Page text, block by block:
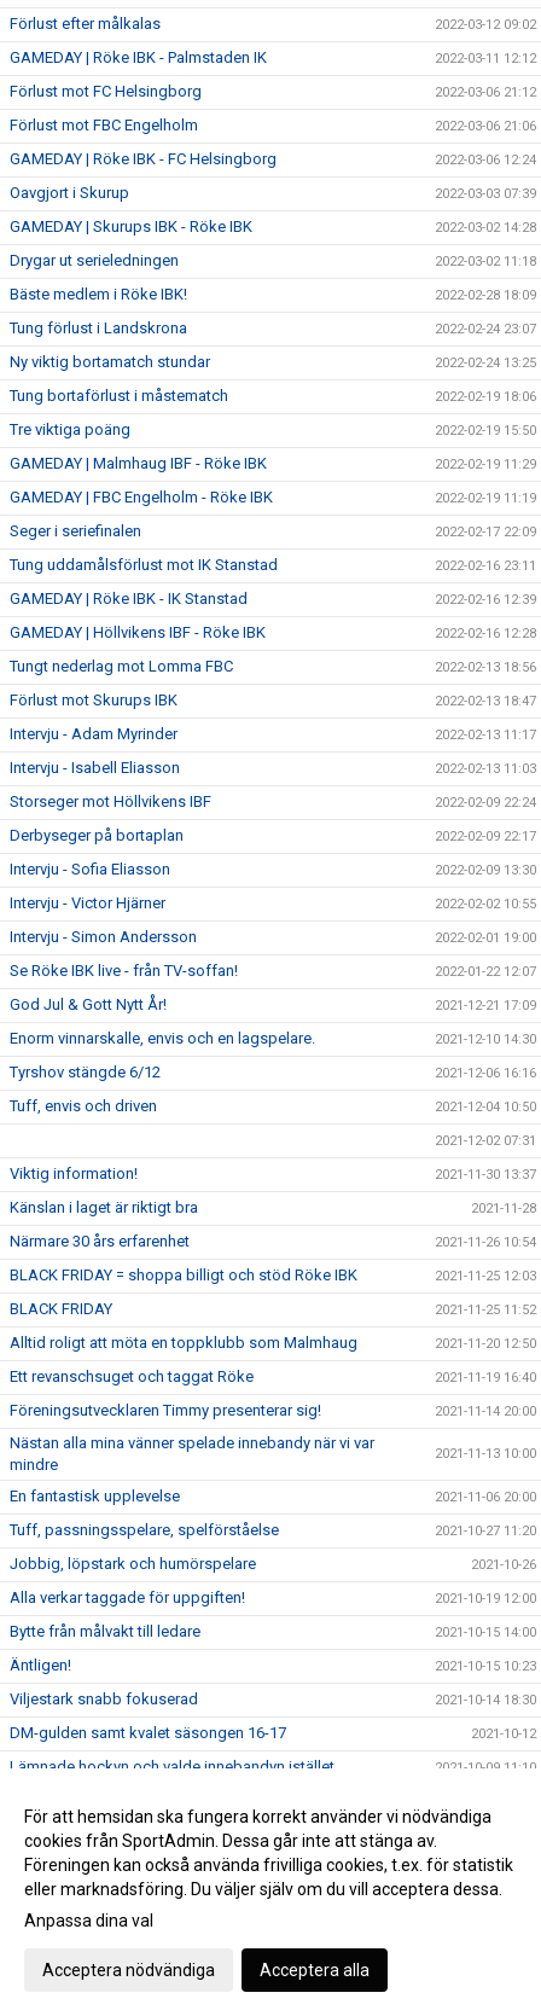
Förlust efter målkalas 2022-03-12 09:02
GAMEDAY | Röke IBK - Palmstaden IK 2022-03-11 12:12
Förlust mot FC Helsingborg 2022-03-06 21:12
Förlust mot FBC Engelholm 2022-03-06 21:06
GAMEDAY | Röke IBK - FC Helsingborg 2022-03-06 12:24
Oavgjort i Skurup 2022-03-03 07:39
GAMEDAY | Skurups IBK - Röke IBK 2022-03-02 14:28
Drygar ut serieledningen 2022-03-02 11:18
Bäste medlem i Röke IBK! 2022-02-28 18:09
Tung förlust i Landskrona 2022-02-24 23:07
Ny viktig bortamatch stundar 2022-02-24 13:25
Tung bortaförlust i måstematch 2022-02-19 18:06
Tre viktiga poäng 2022-02-19 15:50
GAMEDAY | Malmhaug IBF - Röke IBK 2022-02-19 11:29
GAMEDAY | FBC Engelholm - Röke IBK 2022-02-19 11:19
Seger i seriefinalen 2022-02-17 22:09
Tung uddamålsförlust mot IK Stanstad 2022-02-16 23:11
GAMEDAY | Röke IBK - IK Stanstad 2022-02-16 12:39
GAMEDAY | Höllvikens IBF - Röke IBK 2022-02-16 12:28
Tungt nederlag mot Lomma FBC 2022-02-13 18:56
Förlust mot Skurups IBK 2022-02-13 18:47
Intervju - Adam Myrinder 2022-02-13 11:17
Intervju - Isabell Eliasson 2022-02-13 11:03
Storseger mot Höllvikens IBF 2022-02-09 22:24
Derbyseger på bortaplan 2022-02-09 22:17
Intervju - Sofia Eliasson 2022-02-09 13:30
Intervju - Victor Hjärner 2022-02-02 10:55
Intervju - Simon Andersson 2022-02-01 19:00
Se Röke IBK live - från TV-soffan! 2022-01-22 12:07
God Jul & Gott Nytt År! 2021-12-21 17:09
Enorm vinnarskalle, envis och en lagspelare. 2021-12-10 14:30
Tyrshov stängde 6/12 2021-12-06 16:16
Tuff, envis och driven 2021-12-04 10:50
2021-12-02 07:31
Viktig information! 2021-11-30 13:37
Känslan i laget är riktigt bra 2021-11-28
Närmare 30 års erfarenhet 2021-11-26 10:54
BLACK FRIDAY = shoppa billigt och stöd Röke IBK 2021-11-25 12:03
BLACK FRIDAY 2021-11-25 11:52
Alltid roligt att möta en toppklubb som Malmhaug 2021-11-20 12:50
Ett revanschsuget och taggat Röke 2021-11-19 16:40
Föreningsutvecklaren Timmy presenterar sig! 2021-11-14 20:00
Nästan alla mina vänner spelade innebandy när vi var
mindre
2021-11-13 10:00
En fantastisk upplevelse 2021-11-06 20:00
Tuff, passningsspelare, spelförståelse 2021-10-27 11:20
Jobbig, löpstark och humörspelare 2021-10-26
Alla verkar taggade för uppgiften! 2021-10-19 12:00
Bytte från målvakt till ledare 2021-10-15 14:00
Äntligen! 2021-10-15 10:23
Viljestark snabb fokuserad 2021-10-14 18:30
DM-gulden samt kvalet säsongen 16-17 2021-10-12
Lämnade hockyn och valde innebandyn istället 2021-10-09 11:10
Vi är alla väldigt spelsugna och taggade
Hårt arbetande forward 2021-10-01 14:00
Envis, spelförstående och ödmjuk
Världens roligaste sport
Laganda, glädje och tårar
För att hemsidan ska fungera korrekt använder vi nödvändiga
cookies från SportAdmin. Dessa går inte att stänga av.
Föreningen kan också använda frivilliga cookies, t.ex. för statistik
eller marknadsföring. Du väljer själv om du vill acceptera dessa.
Anpassa dina val
Acceptera nödvändiga Acceptera alla